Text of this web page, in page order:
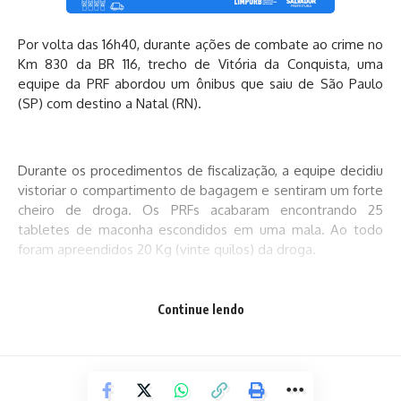
Por volta das 16h40, durante ações de combate ao crime no
Km 830 da BR 116, trecho de Vitória da Conquista, uma
equipe da PRF abordou um ônibus que saiu de São Paulo
(SP) com destino a Natal (RN).
Durante os procedimentos de fiscalização, a equipe decidiu
vistoriar o compartimento de bagagem e sentiram um forte
cheiro de droga. Os PRFs acabaram encontrando 25
tabletes de maconha escondidos em uma mala. Ao todo
foram apreendidos 20 Kg (vinte quilos) da droga.
Questionada, a mulher de 44 anos disse que entregaria a
Continue lendo